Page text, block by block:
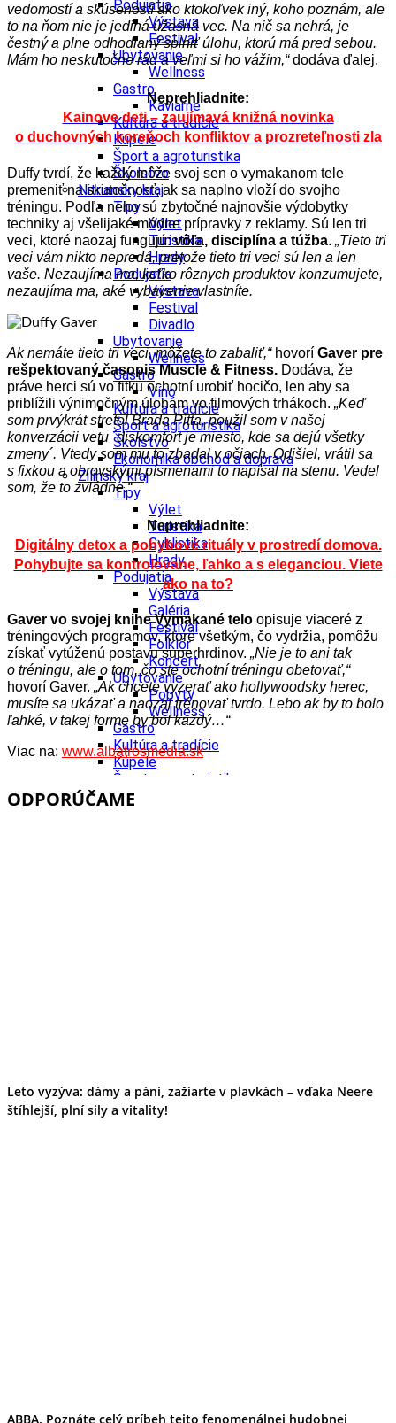
Podujatia
Výstava
Festival
Ubytovanie
Wellness
Gastro
Kaviarne
Kultúra a tradície
Kúpele
Šport a agroturistika
Školstvo
Nitriansky kraj
Tipy
Výlet
Turistika
Hrady
Podujatia
Výstava
Festival
Divadlo
Ubytovanie
Wellness
Gastro
Víno
Kultúra a tradície
Šport a agroturistika
Školstvo
Ekonomika obchod a doprava
Žilinský kraj
Tipy
Výlet
Turistika
Cyklistika
Hrady
Podujatia
Výstava
Galéria
Festival
Folklór
Koncert
Ubytovanie
Pobyty
Wellness
Gastro
Kultúra a tradície
Kúpele
Šport a agroturistika
Školstvo
Kúpele
Šport a agroturistika
Kaviarne
vedomostí a skúseností ako ktokoľvek iný, koho poznám, ale
to na ňom nie je jediná úžasná vec. Na nič sa nehrá, je
čestný a plne odhodlaný splniť úlohu, ktorú má pred sebou.
Mám ho neskutočne rád a veľmi si ho vážim,“dodáva ďalej.
Neprehliadnite:
Kainove deti – zaujímavá knižná novinka
o duchovných koreňoch konfliktov a prozreteľnosti zla
Duffy tvrdí, že každý môže svoj sen o vymakanom tele
premeniť na skutočnosť, ak sa naplno vloží do svojho
tréningu. Podľa neho sú zbytočné najnovšie výdobytky
techniky aj všelijaké módne prípravky z reklamy. Sú len tri
veci, ktoré naozaj fungujú:vôľa, disciplína a túžba. „Tieto tri
veci vám nikto nepredá, pretože tieto tri veci sú len a len
vaše. Nezaujíma ma, koľko rôznych produktov konzumujete,
nezaujíma ma, aké vybavenie vlastníte.
Ak nemáte tieto tri veci, môžete to zabaliť,“hovorí Gaver pre
rešpektovaný časopis Muscle & Fitness. Dodáva, že
práve herci sú vo fitku ochotní urobiť hocičo, len aby sa
priblížili výnimočným úlohám vo filmových trhákoch. „Keď
som prvýkrát stretol Brada Pitta, použil som v našej
konverzácii vetu ´diskomfort je miesto, kde sa dejú všetky
zmeny´. Vtedy som mu to zbadal v očiach. Odišiel, vrátil sa
s fixkou a obrovskými písmenami to napísal na stenu. Vedel
som, že to zvládne.“
Neprehliadnite:
Digitálny detox a pohybové rituály v prostredí domova.
Pohybujte sa kontrolovane, ľahko a s eleganciou. Viete
ako na to?
Gaver vo svojej knihe Vymakané telo opisuje viaceré z
tréningových programov, ktoré všetkým, čo vydržia, pomôžu
získať vytúženú postavu superhrdinov. „Nie je to ani tak
o tréningu, ale o tom, čo ste ochotní tréningu obetovať,“
hovorí Gaver. „Ak chcete vyzerať ako hollywoodsky herec,
musíte sa ukázať a naozaj trénovať tvrdo. Lebo ak by to bolo
ľahké, v takej forme by bol každý…“
Viac na: www.albatrosmedia.sk
ODPORÚČAME
Leto vyzýva: dámy a páni, zažiarte v plavkách – vďaka Neere
štíhlejší, plní sily a vitality!
ABBA. Poznáte celý príbeh tejto fenomenálnej hudobnej